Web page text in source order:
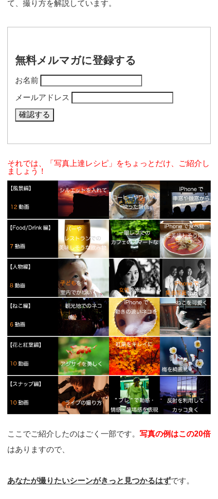
て、撮り方を解説しています。
無料メルマガに登録する
お名前
メールアドレス
それでは、「写真上達レシピ」をちょっとだけ、ご紹介し
ましょう！
ここでご紹介したのはごく一部です。 写真の例はこの20倍
はありますので、
あなたが撮りたいシーンがきっと見つかるはずです。